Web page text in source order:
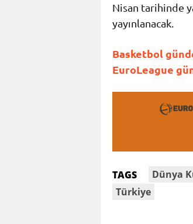
Nisan tarihinde
yayınlanacak.
Basketbol
EuroLeague
TAGS Dünya
Türkiye